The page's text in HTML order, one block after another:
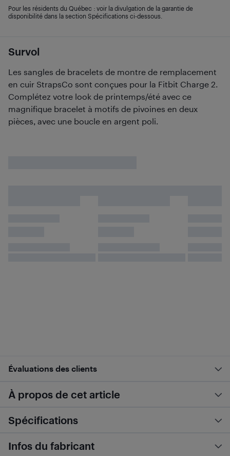
Survol
Les sangles de bracelets de montre de remplacement
en cuir StrapsCo sont conçues pour la Fitbit Charge 2.
Complétez votre look de printemps/été avec ce
magnifique bracelet à motifs de pivoines en deux
pièces, avec une boucle en argent poli.
Pour les résidents du Québec : voir la divulgation de la garantie de
disponibilité dans la section Spécifications ci-dessous.
Évaluations des clients
À propos de cet article
Spécifications
Infos du fabricant